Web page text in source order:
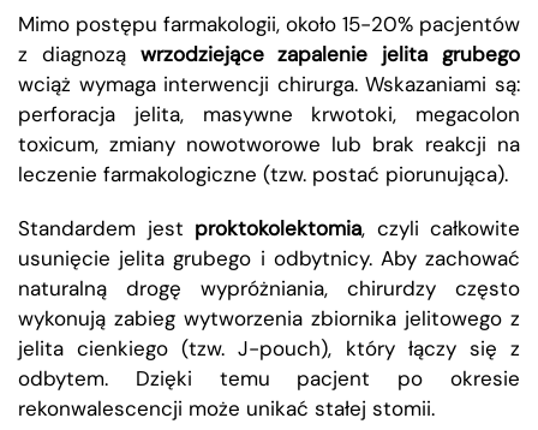
Mimo postępu farmakologii, około 15-20% pacjentów
z diagnozą wrzodziejące zapalenie jelita grubego
wciąż wymaga interwencji chirurga. Wskazaniami są:
perforacja jelita, masywne krwotoki, megacolon
toxicum, zmiany nowotworowe lub brak reakcji na
leczenie farmakologiczne (tzw. postać piorunująca).
Standardem jest proktokolektomia, czyli całkowite
usunięcie jelita grubego i odbytnicy. Aby zachować
naturalną drogę wypróżniania, chirurdzy często
wykonują zabieg wytworzenia zbiornika jelitowego z
jelita cienkiego (tzw. J-pouch), który łączy się z
odbytem. Dzięki temu pacjent po okresie
rekonwalescencji może unikać stałej stomii.